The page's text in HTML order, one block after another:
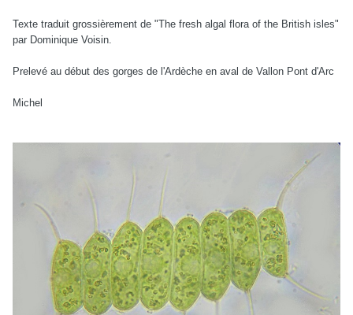
Texte traduit grossièrement de "The fresh algal flora of the British isles"
par Dominique Voisin.
Prelevé au début des gorges de l'Ardèche en aval de Vallon Pont d'Arc
Michel